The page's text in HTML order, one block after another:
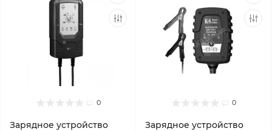
0
Зарядное устройство
0
Зарядное устройство